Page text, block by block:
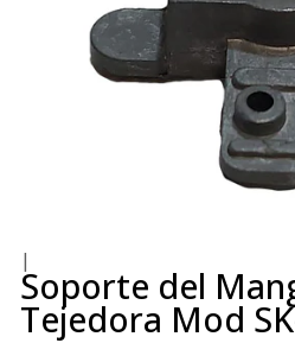
|
Soporte del
Tejedora Mod